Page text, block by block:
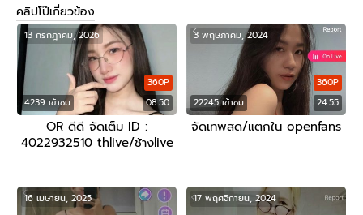
คลิปโป๊เกี่ยวข้อง
4239 เข้าชม 08:50
360P
13 กรกฎาคม, 2026
OR ดีดี จัดเต็ม ID :
4022932510 thlive/ช้างlive
22245 เข้าชม 24:55
360P
3 พฤษภาคม, 2024
จัดเทพสด/แตกใน openfans
16 เมษายน, 2025 17 พฤศจิกายน, 2024